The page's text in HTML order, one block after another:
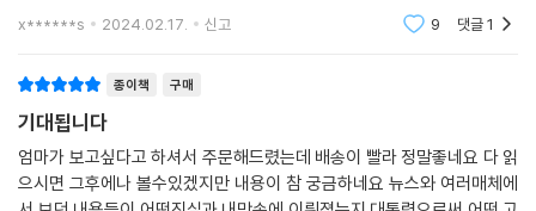
저는, 저에 대한 거짓과 오해를 걷어내고, 함께했던 공직자들과
하지만, 지난 2017년 10월 16일, 저에 대한 추가 구속영장이
발부된 후, 더 이상의 재판절차는 무의미하다고 판단하여
모든 역사적 멍에와 책임을 제가 지고 가는 대신, 공직자들과
을 접했습니다 이 책이 많이 팔려서 박 대통령께서 수입이 많았으면 합니
x******s 2024.02.17. 신고 9 댓글1
종이책 구매
기대됩니다
엄마가 보고싶다고 하셔서 주문해드렸는데 배송이 빨라 정말좋네요 다 읽
으시면 그후에나 볼수있겠지만 내용이 참 궁금하네요 뉴스와 여러매체에